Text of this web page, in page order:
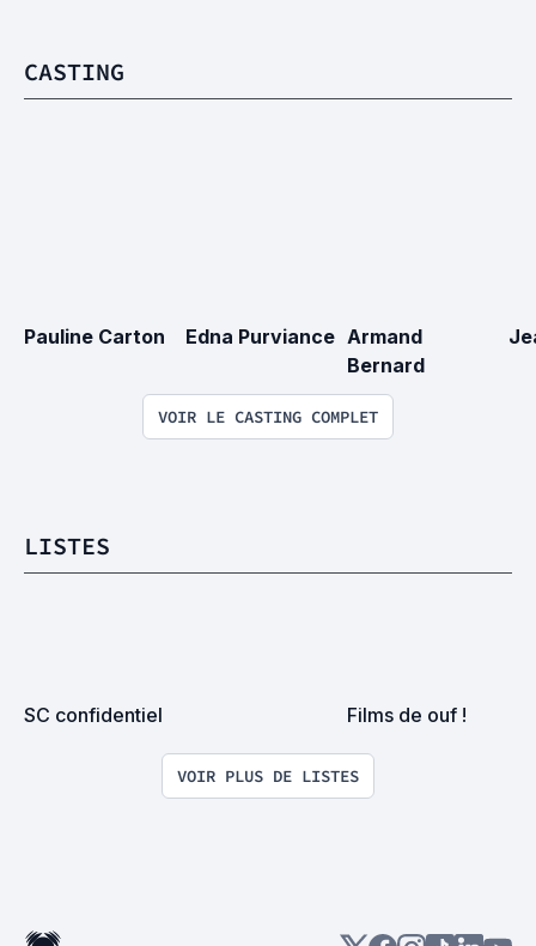
CASTING
Pauline Carton Edna Purviance Armand
Bernard
VOIR LE CASTING COMPLET
LISTES
SC confidentiel Films de ouf !
VOIR PLUS DE LISTES